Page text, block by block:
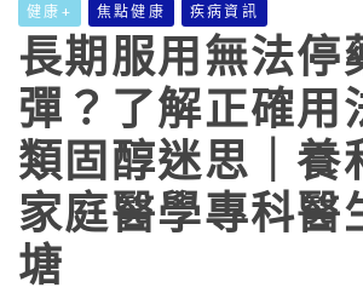
健康+ 焦點健康 疾病資訊
長期服用無法停
彈？了解正確用
類固醇迷思｜養
家庭醫學專科醫
塘